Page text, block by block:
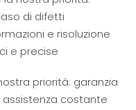
di difetti
e risoluzione
e precise
priorità: garanzia
costante